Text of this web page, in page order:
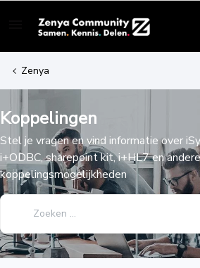
Zenya
Koppelingen
Stel je vragen en vind informatie over
i+ODBC, sharepoint kit, i+HL7 en andere
koppelingsmogelijkheden